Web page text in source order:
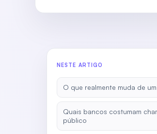
NESTE ARTIGO
O que realmente muda de
Quais bancos costumam
público